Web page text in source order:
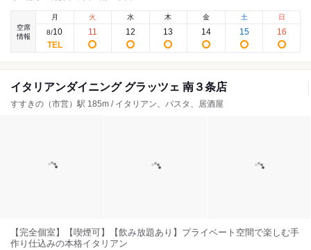
空席
情報
月
8/10
火
11
水
12
木
13
金
14
土
15
日
16
イタリアンダイニング グラッツェ 南３条店
すすきの（市営）駅 185m / イタリアン、パスタ、居酒屋
【完全個室】【喫煙可】【飲み放題あり】プライベート空間で楽しむ手
作り仕込みの本格イタリアン